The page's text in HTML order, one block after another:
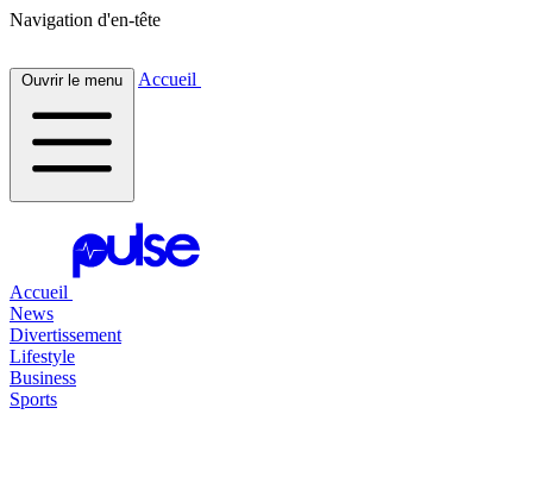
Navigation d'en-tête
Ouvrir le menu Accueil
Accueil
News
Divertissement
Lifestyle
Business
Sports